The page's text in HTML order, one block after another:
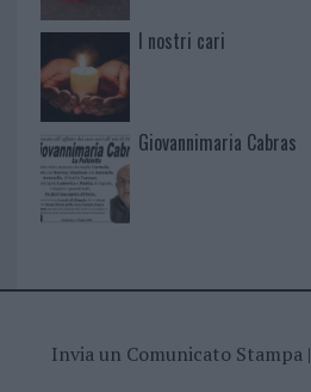
I nostri cari
Giovannimaria Cabras
Invia un Comunicato Stampa|